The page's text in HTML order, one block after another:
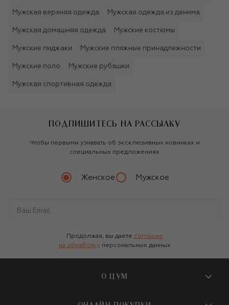
Мужская верхняя одежда Мужская одежда из денима
Мужская домашняя одежда Мужские костюмы
Мужские пиджаки Мужские пляжные принадлежности
Мужские поло Мужские рубашки
Мужская спортивная одежда
ПОДПИШИТЕСЬ НА РАССЫЛКУ
Чтобы первыми узнавать об эксклюзивных новинках и
специальных предложениях
Женское Мужское
Продолжая, вы даете согласие
на обработку персональных данных
О ЦУМ
О магазине